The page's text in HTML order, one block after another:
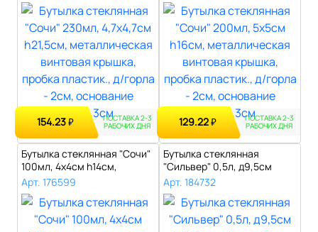
154.23₽ ПОСТАВКА 2-3
РАБОЧИХ ДНЯ 129.22₽ ПОСТАВКА 2-3
РАБОЧИХ ДНЯ
Бутылка стеклянная "Сочи"
100мл, 4х4см h14см,
металличе..
Арт. 176599
Бутылка стеклянная
"Сильвер" 0,5л, д9,5см
h12,5см, д/го..
Арт. 184732